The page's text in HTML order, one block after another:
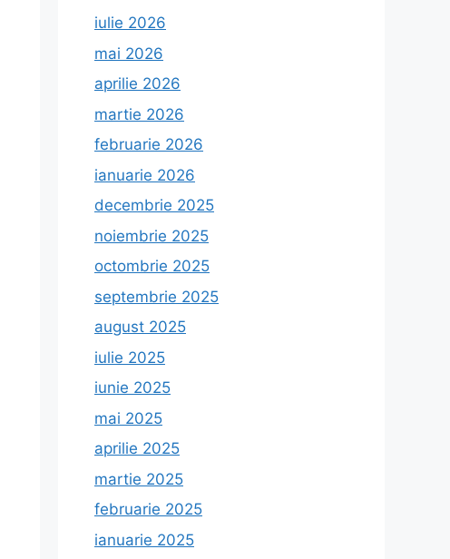
iulie 2026
mai 2026
aprilie 2026
martie 2026
februarie 2026
ianuarie 2026
decembrie 2025
noiembrie 2025
octombrie 2025
septembrie 2025
august 2025
iulie 2025
iunie 2025
mai 2025
aprilie 2025
martie 2025
februarie 2025
ianuarie 2025